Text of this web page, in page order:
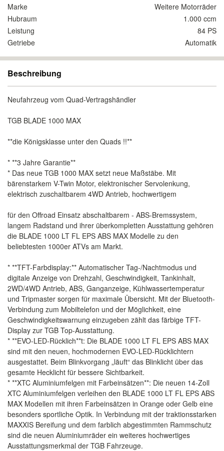
Marke
Weitere Motorräder
Hubraum
1.000 ccm
Leistung
84 PS
Getriebe
Automatik
Beschreibung
Neufahrzeug vom Quad-Vertragshändler
TGB BLADE 1000 MAX
**die Königsklasse unter den Quads !!**
* **3 Jahre Garantie**
* Das neue TGB 1000 MAX setzt neue Maßstäbe. Mit
bärenstarkem V-Twin Motor, elektronischer Servolenkung,
elektrisch zuschaltbarem 4WD Antrieb, hochwertigem
für den Offroad Einsatz abschaltbarem - ABS-Bremssystem,
langem Radstand und ihrer überkompletten Ausstattung gehören
die BLADE 1000 LT FL EPS ABS MAX Modelle zu den
beliebtesten 1000er ATVs am Markt.
* **TFT-Farbdisplay:** Automatischer Tag-/Nachtmodus und
digitale Anzeige von Drehzahl, Geschwindigkeit, Tankinhalt,
2WD/4WD Antrieb, ABS, Ganganzeige, Kühlwassertemperatur
und Tripmaster sorgen für maximale Übersicht. Mit der Bluetooth-
Verbindung zum Mobiltelefon und der Möglichkeit, eine
Geschwindigkeitswarnung einzugeben zählt das färbige TFT-
Display zur TGB Top-Ausstattung.
* **EVO-LED-Rücklich**t: Die BLADE 1000 LT FL EPS ABS MAX
sind mit den neuen, hochmodernen EVO-LED-Rücklichtern
ausgestattet. Beim Blinkvorgang „läuft“ das Blinklicht über das
gesamte Hecklicht für bessere Sichtbarkeit.
* **XTC Aluminiumfelgen mit Farbeinsätzen**: Die neuen 14-Zoll
XTC Aluminiumfelgen verleihen den BLADE 1000 LT FL EPS ABS
MAX Modellen mit ihren Farbeinsätzen in Orange oder Gelb eine
besonders sportliche Optik. In Verbindung mit der traktionsstarken
MAXXIS Bereifung und dem farblich abgestimmten Rammschutz
sind die neuen Aluminiumräder ein weiteres hochwertiges
Ausstattungsmerkmal der TGB Fahrzeuge.